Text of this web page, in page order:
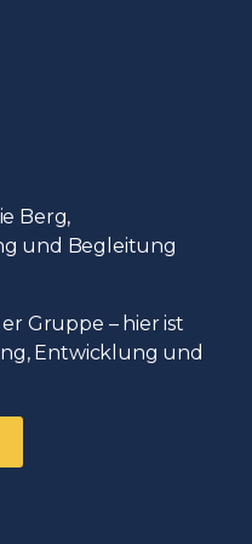
Berg,
und Begleitung
Gruppe – hier ist
Entwicklung und